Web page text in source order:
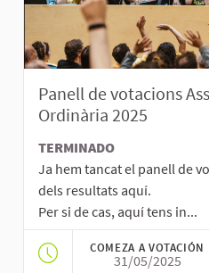
Panell de votacions
Ordinària 2025
TERMINADO
Ja hem tancat el panell de
dels resultats aquí.
Per si de cas, aquí tens in...
COMEZA A VOTACIÓN
31/05/2025